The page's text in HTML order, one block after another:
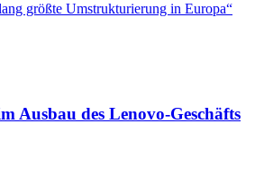
größte Umstrukturierung in Europa“
Ausbau des Lenovo-Geschäfts